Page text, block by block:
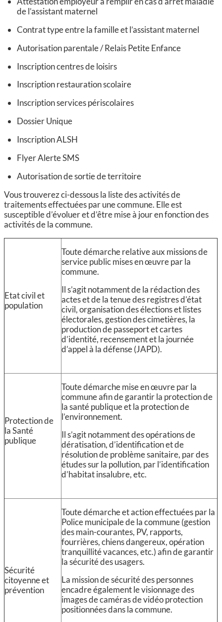
de l’assistant maternel
Contrat type entre la famille et l’assistant maternel
Autorisation parentale / Relais Petite Enfance
Inscription centres de loisirs
Inscription restauration scolaire
Inscription services périscolaires
Dossier Unique
Inscription ALSH
Flyer Alerte SMS
Autorisation de sortie de territoire
Vous trouverez ci-dessous la liste des activités de
traitements effectuées par une commune. Elle est
susceptible d’évoluer et d’être mise à jour en fonction des
activités de la commune.
Etat civil et
population
Toute démarche relative aux missions de
service public mises en œuvre par la
commune.
Il s’agit notamment de la rédaction des
actes et de la tenue des registres d’état
civil, organisation des élections et listes
électorales, gestion des cimetières, la
production de passeport et cartes
d’identité, recensement et la journée
d’appel à la défense (JAPD).
Protection de
la Santé
publique
Toute démarche mise en œuvre par la
commune afin de garantir la protection de
la santé publique et la protection de
l’environnement.
Il s’agit notamment des opérations de
dératisation, d’identification et de
résolution de problème sanitaire, par des
études sur la pollution, par l’identification
d’habitat insalubre, etc.
Sécurité
citoyenne et
prévention
Toute démarche et action effectuées par la
Police municipale de la commune (gestion
des main-courantes, PV, rapports,
fourrières, chiens dangereux, opération
tranquillité vacances, etc.) afin de garantir
la sécurité des usagers.
La mission de sécurité des personnes
encadre également le visionnage des
images de caméras de vidéo protection
positionnées dans la commune.